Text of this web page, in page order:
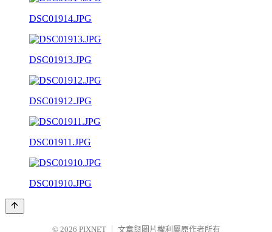
DSC01914.JPG
DSC01913.JPG
DSC01912.JPG
DSC01911.JPG
DSC01910.JPG
© 2026 PIXNET 文章與圖片權利屬原作者所有